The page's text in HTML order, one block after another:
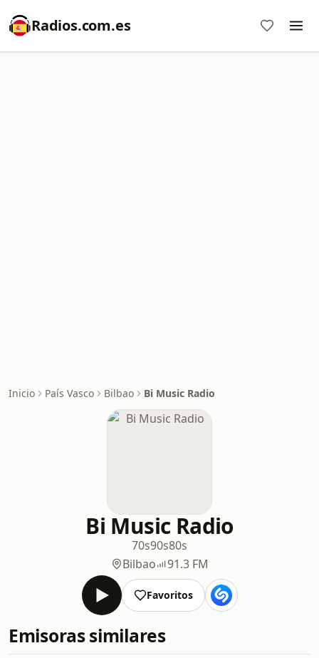
Radios.com.es
Inicio País Vasco Bilbao Bi Music Radio
Bi Music Radio
70s90s80s
Bilbao
91.3 FM
Favoritos
Emisoras similares